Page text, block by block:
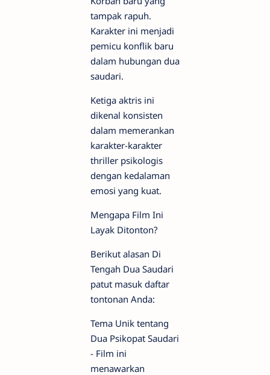
tampak rapuh.
Karakter ini menjadi
pemicu konflik baru
dalam hubungan dua
saudari.
Ketiga aktris ini
dikenal konsisten
dalam memerankan
karakter-karakter
thriller psikologis
dengan kedalaman
emosi yang kuat.
Mengapa Film Ini
Layak Ditonton?
Berikut alasan Di
Tengah Dua Saudari
patut masuk daftar
tontonan Anda:
Tema Unik tentang
Dua Psikopat Saudari
- Film ini
menawarkan